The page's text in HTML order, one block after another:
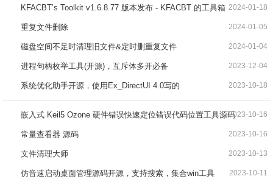
KFACBT’s Toolkit v1.6.8.77 版本发布 - KFACBT 的工具箱 2024-01-18
重复文件删除 2024-01-05
磁盘空间不足时清理旧文件&定时删重复文件 2024-01-04
进程句柄枚举工具(开源)，互斥体多开必备 2023-12-04
系统优化助手开源，使用Ex_DirectUI 4.0写的 2023-10-18
嵌入式 Keil5 Ozone 硬件错误快速定位错误代码位置工具源码2023-10-16
常量查看器 源码 2023-10-16
文件清理大师 2023-10-13
仿音速启动桌面管理源码开源，支持搜索，集合win工具 2023-10-11